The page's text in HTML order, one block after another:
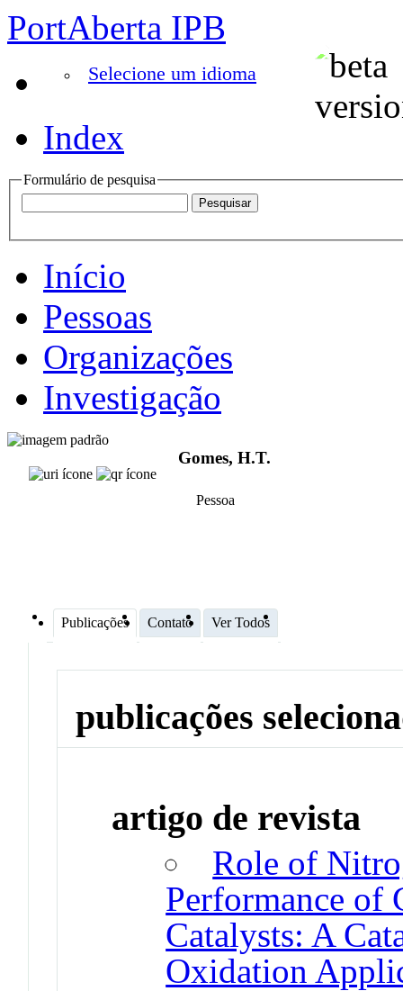
PortAberta IPB
Selecione um idioma
Index
Formulário de pesquisa
Início
Pessoas
Organizações
Investigação
Gomes, H.T.
Pessoa
Publicações Contato Ver Todos
publicações
artigo de revista
Role of
Performance of
Catalysts: A
Oxidation